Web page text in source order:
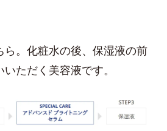
ら。化粧水の後、保湿液の前
ただく美容液です。